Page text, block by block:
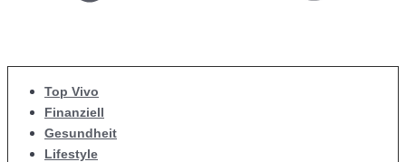
Top Vivo
Finanziell
Gesundheit
Lifestyle